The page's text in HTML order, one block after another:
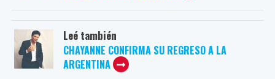
Leé también
CHAYANNE CONFIRMA SU REGRESO A LA
ARGENTINA